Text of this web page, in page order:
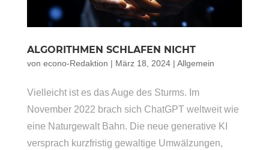
ALGORITHMEN SCHLAFEN NICHT
von econo-Redaktion | März 18, 2024| Allgemein
Vielleicht ist es das Auge des Sturms. Im
November 2022 brach sich ChatGPT weltweit wie
eine Naturgewalt Bahn. Die neue generative KI
versprach kurzfristig gewaltige Umwälzungen,